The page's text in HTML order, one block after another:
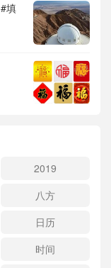
填
2019
八方
日历
时间